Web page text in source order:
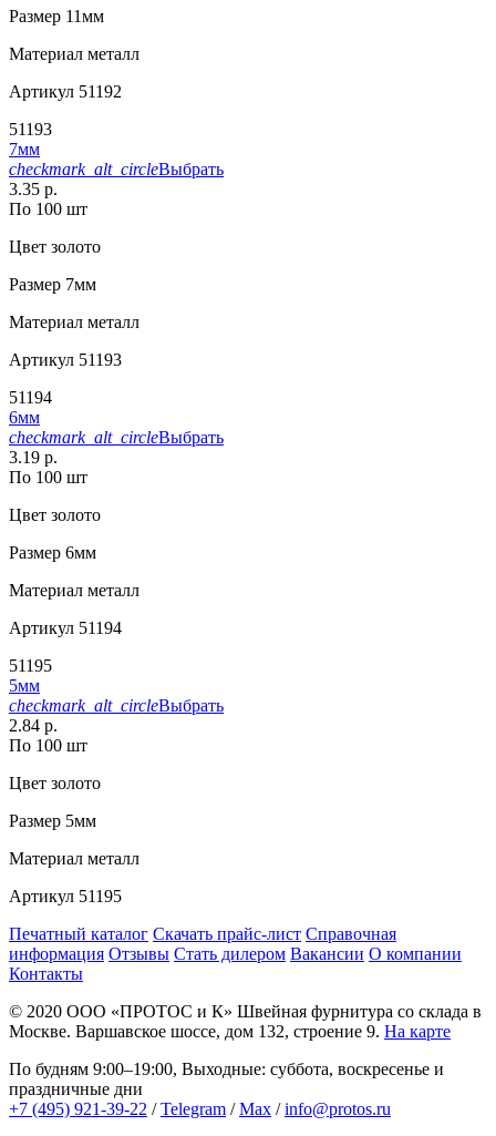
Размер 11мм
Материал металл
Артикул 51192
51193
7мм
checkmark_alt_circleВыбрать
3.35 р.
По 100 шт
Цвет золото
Размер 7мм
Материал металл
Артикул 51193
51194
6мм
checkmark_alt_circleВыбрать
3.19 р.
По 100 шт
Цвет золото
Размер 6мм
Материал металл
Артикул 51194
51195
5мм
checkmark_alt_circleВыбрать
2.84 р.
По 100 шт
Цвет золото
Размер 5мм
Материал металл
Артикул 51195
Печатный каталог Скачать прайс-лист Справочная
информация Отзывы Стать дилером Вакансии О компании
Контакты
© 2020 ООО «ПРОТОС и К» Швейная фурнитура со склада в
Москве. Варшавское шоссе, дом 132, строение 9. На карте
По будням 9:00–19:00, Выходные: суббота, воскресенье и
праздничные дни
+7 (495) 921-39-22 /Telegram /Max /info@protos.ru